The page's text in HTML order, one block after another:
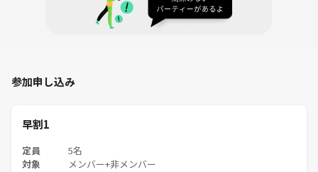
参加申し込み
早割1
定員 5名
対象 メンバー+非メンバー